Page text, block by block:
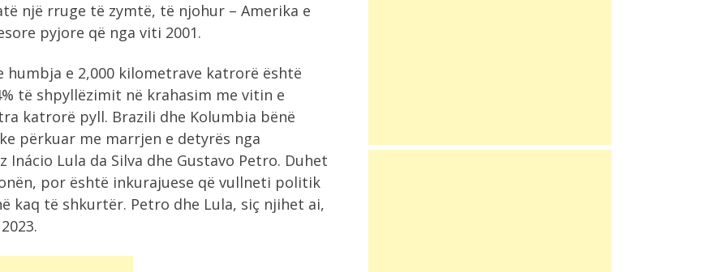
një rruge të zymtë, të njohur – Amerika e
pyjore që nga viti 2001.
e 2,000 kilometrave katrorë është
të shpyllëzimit në krahasim me vitin e
katrorë pyll. Brazili dhe Kolumbia bënë
përkuar me marrjen e detyrës nga
Lula da Silva dhe Gustavo Petro. Duhet
por është inkurajuese që vullneti politik
kaq të shkurtër. Petro dhe Lula, siç njihet ai,